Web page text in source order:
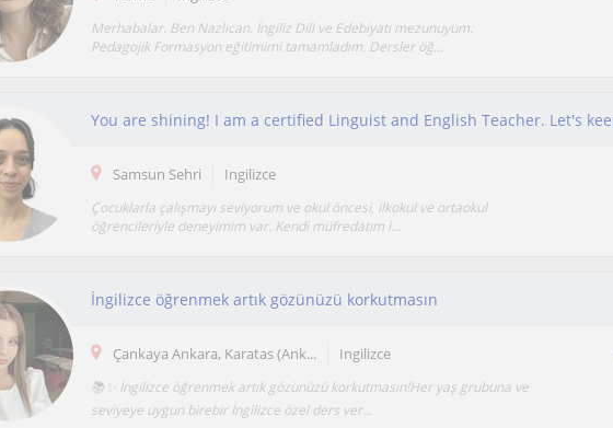
Merhabalar. Ben Nazlıcan. İngiliz Dili ve Edebiyatı mezunuyum.
Pedagojik Formasyon eğitimimi tamamladım. Dersler öğ...
Samsun Sehri Ingilizce
Çocuklarla çalışmayı seviyorum ve okul öncesi, ilkokul ve ortaokul
öğrencileriyle deneyimim var. Kendi müfredatım i...
İngilizce öğrenmek artık gözünüzü korkutmasın
Çankaya Ankara, Karatas (Ank... Ingilizce
📚✨ İngilizce öğrenmek artık gözünüzü korkutmasın!Her yaş grubuna ve
seviyeye uygun birebir İngilizce özel ders ver...